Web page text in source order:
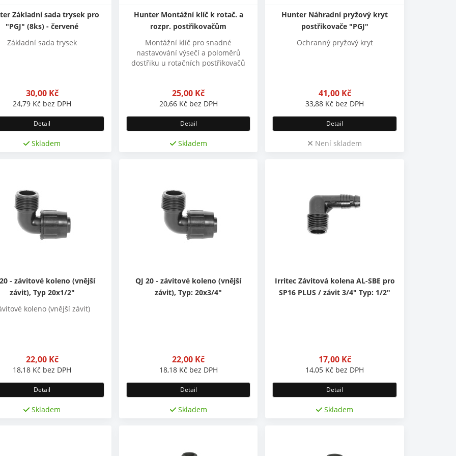
Základní sada trysek pro
"PGJ" (8ks) - červené
Základní sada trysek
30,00 Kč
24,79 Kč bez DPH
Detail
Skladem
Hunter Montážní klíč k rotač. a
rozpr. postřikovačům
Montážní klíč pro snadné
nastavování výsečí a poloměrů
dostřiku u rotačních postřikovačů
25,00 Kč
20,66 Kč bez DPH
Detail
Skladem
Hunter Náhradní pryžový kryt
postřikovače "PGJ"
Ochranný pryžový kryt
41,00 Kč
33,88 Kč bez DPH
Detail
Není skladem
- závitové koleno (vnější
závit), Typ 20x1/2"
koleno (vnější závit)
22,00 Kč
18,18 Kč bez DPH
Detail
Skladem
QJ 20 - závitové koleno (vnější
závit), Typ: 20x3/4"
22,00 Kč
18,18 Kč bez DPH
Detail
Skladem
Irritec Závitová kolena AL-SBE pro
SP16 PLUS / závit 3/4" Typ: 1/2"
17,00 Kč
14,05 Kč bez DPH
Detail
Skladem